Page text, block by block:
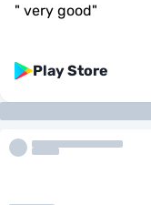
" very good"
Play Store